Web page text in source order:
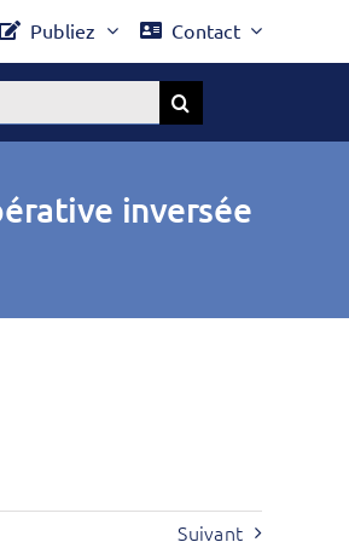
Publiez Contact
inversée
Suivant